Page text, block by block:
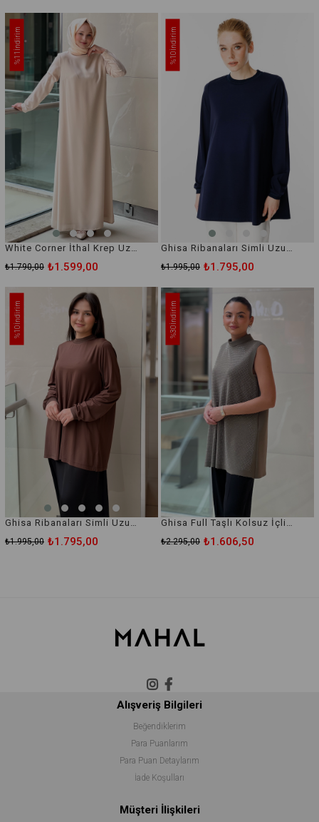
White Corner İthal Krep Uzun Kollu İçlik Elbise
₺1.599,00
₺1.790,00
%11
İndirim
Ghisa Ribanaları Simli Uzun Kol İçlik Tunik
₺1.795,00
₺1.995,00
%10
İndirim
₺1.795,00
₺1.995,00
%10
İndirim
₺1.606,50
₺2.295,00
%30
İndirim
Alışveriş Bilgileri
Beğendiklerim
Para Puanlarım
Para Puan Detaylarım
İade Koşulları
Müşteri İlişkileri